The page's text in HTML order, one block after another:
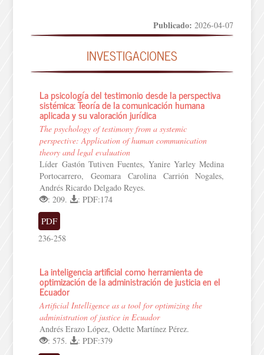
Publicado: 2026-04-07
INVESTIGACIONES
La psicología del testimonio desde la perspectiva
sistémica: Teoría de la comunicación humana
aplicada y su valoración jurídica
The psychology of testimony from a systemic
perspective: Application of human communication
theory and legal evaluation
Líder Gastón Tutiven Fuentes, Yanire Yarley Medina
Portocarrero, Geomara Carolina Carrión Nogales,
Andrés Ricardo Delgado Reyes.
: 209.
: PDF:174
PDF
236-258
La inteligencia artificial como herramienta de
optimización de la administración de justicia en el
Ecuador
Artificial Intelligence as a tool for optimizing the
administration of justice in Ecuador
Andrés Erazo López, Odette Martínez Pérez.
: 575.
: PDF:379